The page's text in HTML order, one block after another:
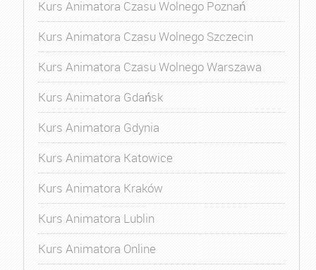
Kurs Animatora Czasu Wolnego Poznań
Kurs Animatora Czasu Wolnego Szczecin
Kurs Animatora Czasu Wolnego Warszawa
Kurs Animatora Gdańsk
Kurs Animatora Gdynia
Kurs Animatora Katowice
Kurs Animatora Kraków
Kurs Animatora Lublin
Kurs Animatora Online